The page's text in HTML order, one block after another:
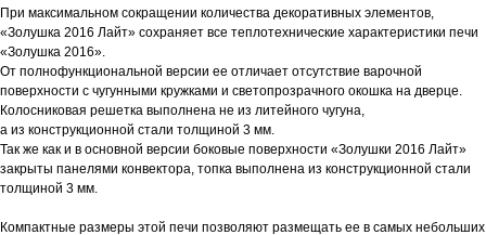
При максимальном сокращении количества декоративных элементов,
«Золушка 2016 Лайт» сохраняет все теплотехнические характеристики печи
«Золушка 2016».
От полнофункциональной версии ее отличает отсутствие варочной
поверхности с чугунными кружками и светопрозрачного окошка на дверце.
Колосниковая решетка выполнена не из литейного чугуна,
а из конструкционной стали толщиной 3 мм.
Так же как и в основной версии боковые поверхности «Золушки 2016 Лайт»
закрыты панелями конвектора, топка выполнена из конструкционной стали
толщиной 3 мм.
Компактные размеры этой печи позволяют размещать ее в самых небольших